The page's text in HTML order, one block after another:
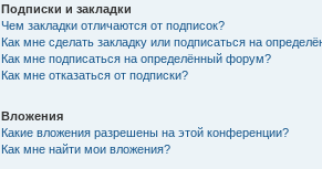
Подписки и закладки
Чем закладки отличаются от подписок?
Как мне сделать закладку или подписаться на
Как мне подписаться на определённый форум?
Как мне отказаться от подписки?
Вложения
Какие вложения разрешены на этой конференции?
Как мне найти мои вложения?